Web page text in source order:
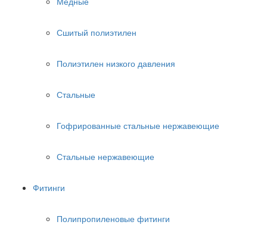
Сшитый полиэтилен
Полиэтилен низкого давления
Стальные
Гофрированные стальные нержавеющие
Стальные нержавеющие
Фитинги
Полипропиленовые фитинги